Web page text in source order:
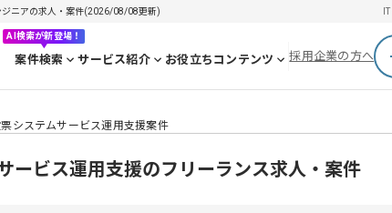
ジニアの求人・案件(2026/08/08更新)
AI検索が新登場！
案件検索 サービス紹介 お役立ちコンテンツ 採用企業の方へ
票システムサービス運用支援案件
ービス運用支援のフリーランス求人・案件